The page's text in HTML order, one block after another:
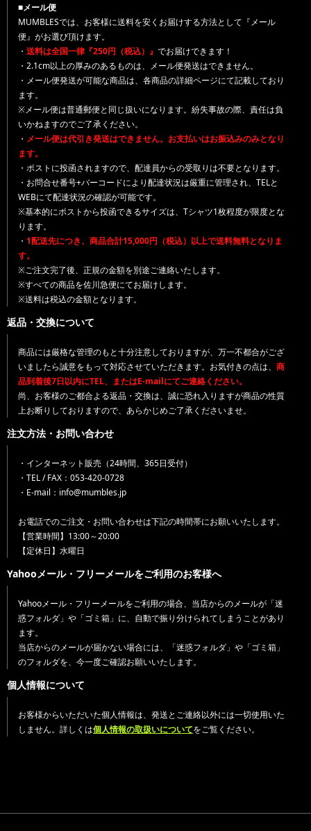
■メール便
MUMBLESでは、お客様に送料を安くお届けする方法として『メール
便』がお選び頂けます。
・ 送料は全国一律『250円（税込）』 でお届けできます！
・2.1cm以上の厚みのあるものは、メール便発送はできません。
・メール便発送が可能な商品は、各商品の詳細ページにて記載しており
ます。
※メール便は普通郵便と同じ扱いになります。紛失事故の際、責任は負
いかねますのでご了承ください。
・ メール便は代引き発送はできません。お支払いはお振込みのみとなり
ます。
・ポストに投函されますので、配達員からの受取りは不要となります。
・お問合せ番号+バーコードにより配達状況は厳重に管理され、TELと
WEBにて配達状況の確認が可能です。
※基本的にポストから投函できるサイズは、Tシャツ1枚程度が限度とな
ります。
・ 1配送先につき、商品合計15,000円（税込）以上で送料無料となりま
す。
※ご注文完了後、正規の金額を別途ご連絡いたします。
※すべての商品を佐川急便にてお届けします。
※送料は税込の金額となります。
返品・交換について
商品には厳格な管理のもと十分注意しておりますが、万一不都合がござ
いましたら誠意をもって対応させていただきます。お気付きの点は、 商
品到着後7日以内にTEL、またはE-mailにてご連絡ください。
尚、お客様のご都合よる返品・交換は、誠に恐れ入りますが商品の性質
上お断りしておりますので、あらかじめご了承くださいませ。
注文方法・お問い合わせ
・インターネット販売（24時間、365日受付）
・TEL / FAX：053-420-0728
・E-mail：info@mumbles.jp
お電話でのご注文・お問い合わせは下記の時間帯にお願いいたします。
【営業時間】13:00～20:00
【定休日】水曜日
Yahooメール・フリーメールをご利用のお客様へ
Yahooメール・フリーメールをご利用の場合、当店からのメールが「迷
惑フォルダ」や「ゴミ箱」に、自動で振り分けられてしまうことがあり
ます。
当店からのメールが届かない場合には、「迷惑フォルダ」や「ゴミ箱」
のフォルダを、今一度ご確認お願いいたします。
個人情報について
お客様からいただいた個人情報は、発送とご連絡以外には一切使用いた
しません。詳しくは個人情報の取扱いについてをご覧ください。